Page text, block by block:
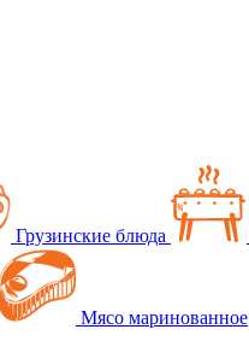
Грузинские блюда
Мясо маринованное